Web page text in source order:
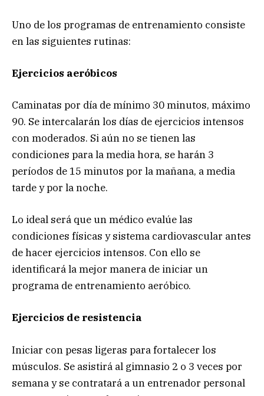
Uno de los programas de entrenamiento consiste
en las siguientes rutinas:
Ejercicios aeróbicos
Caminatas por día de mínimo 30 minutos, máximo
90. Se intercalarán los días de ejercicios intensos
con moderados. Si aún no se tienen las
condiciones para la media hora, se harán 3
períodos de 15 minutos por la mañana, a media
tarde y por la noche.
Lo ideal será que un médico evalúe las
condiciones físicas y sistema cardiovascular antes
de hacer ejercicios intensos. Con ello se
identificará la mejor manera de iniciar un
programa de entrenamiento aeróbico.
Ejercicios de resistencia
Iniciar con pesas ligeras para fortalecer los
músculos. Se asistirá al gimnasio 2 o 3 veces por
semana y se contratará a un entrenador personal